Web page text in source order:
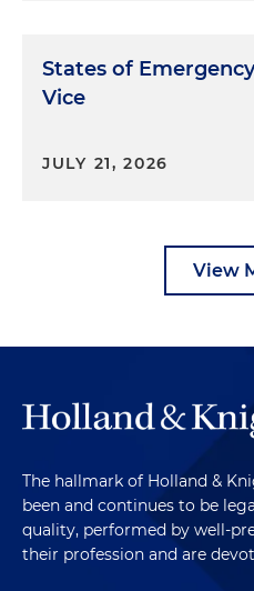
States of
Vice
JULY 21, 2026
View
The hallmark of Holland &
been and continues to be
quality, performed by well-
their profession and are